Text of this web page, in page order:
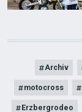
Archiv
motocross
Erzbergrodeo